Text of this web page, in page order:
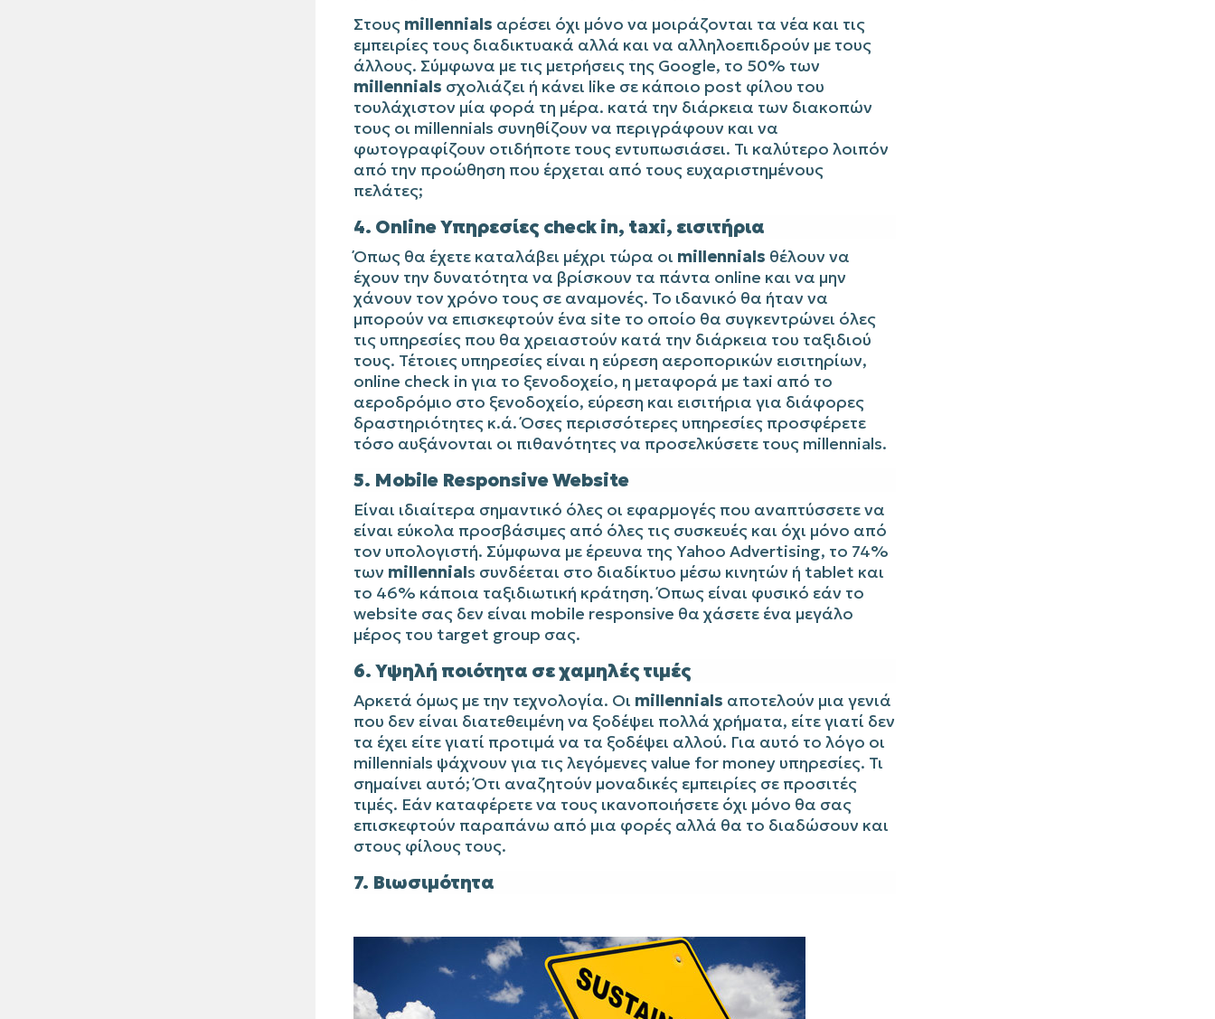
Στους millennials αρέσει όχι μόνο να μοιράζονται τα νέα και τις
εμπειρίες τους διαδικτυακά αλλά και να αλληλοεπιδρούν με τους
άλλους. Σύμφωνα με τις μετρήσεις της Google, το 50% των
millennials σχολιάζει ή κάνει like σε κάποιο post φίλου του
τουλάχιστον μία φορά τη μέρα. κατά την διάρκεια των διακοπών
τους οι millennials συνηθίζουν να περιγράφουν και να
φωτογραφίζουν οτιδήποτε τους εντυπωσιάσει. Τι καλύτερο λοιπόν
από την προώθηση που έρχεται από τους ευχαριστημένους
πελάτες;
4. Online Υπηρεσίες check in, taxi, εισιτήρια
Όπως θα έχετε καταλάβει μέχρι τώρα οι millennials θέλουν να
έχουν την δυνατότητα να βρίσκουν τα πάντα online και να μην
χάνουν τον χρόνο τους σε αναμονές. Το ιδανικό θα ήταν να
μπορούν να επισκεφτούν ένα site το οποίο θα συγκεντρώνει όλες
τις υπηρεσίες που θα χρειαστούν κατά την διάρκεια του ταξιδιού
τους. Τέτοιες υπηρεσίες είναι η εύρεση αεροπορικών εισιτηρίων,
online check in για το ξενοδοχείο, η μεταφορά με taxi από το
αεροδρόμιο στο ξενοδοχείο, εύρεση και εισιτήρια για διάφορες
δραστηριότητες κ.ά. Όσες περισσότερες υπηρεσίες προσφέρετε
τόσο αυξάνονται οι πιθανότητες να προσελκύσετε τους millennials.
5. Mobile Responsive Website
Είναι ιδιαίτερα σημαντικό όλες οι εφαρμογές που αναπτύσσετε να
είναι εύκολα προσβάσιμες από όλες τις συσκευές και όχι μόνο από
τον υπολογιστή. Σύμφωνα με έρευνα της Yahoo Advertising, το 74%
των millennials συνδέεται στο διαδίκτυο μέσω κινητών ή tablet και
το 46% κάποια ταξιδιωτική κράτηση. Όπως είναι φυσικό εάν το
website σας δεν είναι mobile responsive θα χάσετε ένα μεγάλο
μέρος του target group σας.
6. Υψηλή ποιότητα σε χαμηλές τιμές
Αρκετά όμως με την τεχνολογία. Οι millennials αποτελούν μια γενιά
που δεν είναι διατεθειμένη να ξοδέψει πολλά χρήματα, είτε γιατί δεν
τα έχει είτε γιατί προτιμά να τα ξοδέψει αλλού. Για αυτό το λόγο οι
millennials ψάχνουν για τις λεγόμενες value for money υπηρεσίες. Τι
σημαίνει αυτό; Ότι αναζητούν μοναδικές εμπειρίες σε προσιτές
τιμές. Εάν καταφέρετε να τους ικανοποιήσετε όχι μόνο θα σας
επισκεφτούν παραπάνω από μια φορές αλλά θα το διαδώσουν και
στους φίλους τους.
7. Βιωσιμότητα